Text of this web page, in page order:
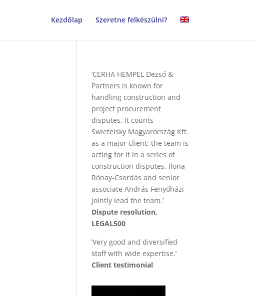
Kezdőlap Szeretne felkészülni?
’CERHA HEMPEL Dezső &
Partners is known for
handling construction and
project procurement
disputes. It counts
Swietelsky Magyarország Kft.
as a major client; the team is
acting for it in a series of
construction disputes. Ilona
Rónay-Csordás and senior
associate András Fenyőházi
jointly lead the team.’
Dispute resolution,
LEGAL500
’Very good and diversified
staff with wide expertise.’
Client testimonial